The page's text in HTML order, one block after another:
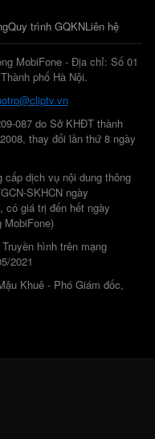
Quy trình GQKNLiên hệ
MobiFone - Địa chỉ: Số 01
phố Hà Nội.
087 do Sở KHĐT thành
thay đổi lần thứ 8 ngày
dịch vụ nội dung thông
SKHCN ngày
có giá trị đến hết ngày
MobiFone)
hình trên mạng
2021
Khuê - Phó Giám đốc,